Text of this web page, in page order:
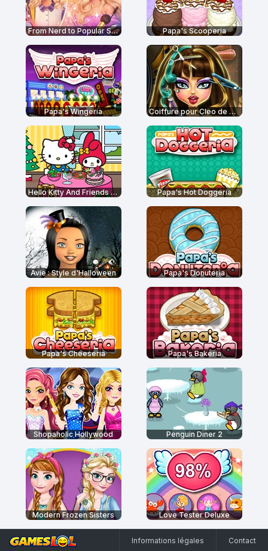
From Nerd to Popular School Papa's Scooperia
Papa's Wingeria Coiffure pour Cleo de Nile
Hello Kitty And Friends Restaurant Papa's Hot Doggeria
Avie : Style d'Halloween Papa's Donuteria
Papa's Cheeseria Papa's Bakeria
Shopaholic Hollywood Penguin Diner 2
Modern Frozen Sisters Love Tester Deluxe
Informations légales Contact